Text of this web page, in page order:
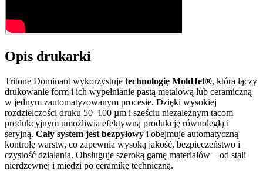
Opis drukarki
Tritone Dominant wykorzystuje technologię MoldJet®, która łączy
drukowanie form i ich wypełnianie pastą metalową lub ceramiczną
w jednym zautomatyzowanym procesie. Dzięki wysokiej
rozdzielczości druku 50–100 µm i sześciu niezależnym tacom
produkcyjnym umożliwia efektywną produkcję równoległą i
seryjną. Cały system jest bezpyłowy i obejmuje automatyczną
kontrolę warstw, co zapewnia wysoką jakość, bezpieczeństwo i
czystość działania. Obsługuje szeroką gamę materiałów – od stali
nierdzewnej i miedzi po ceramikę techniczną.